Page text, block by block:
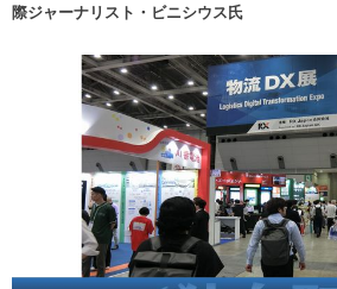
際ジャーナリスト・ビニシウス氏